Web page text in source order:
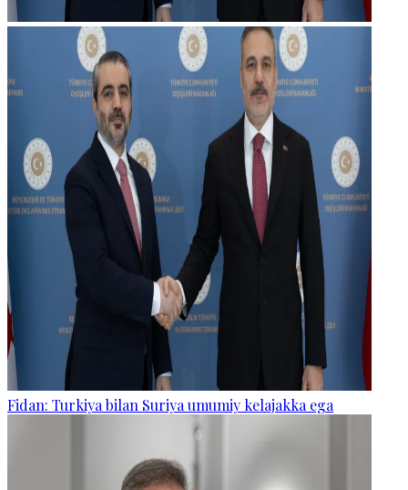
Fidan: Turkiya bilan Suriya umumiy kelajakka ega